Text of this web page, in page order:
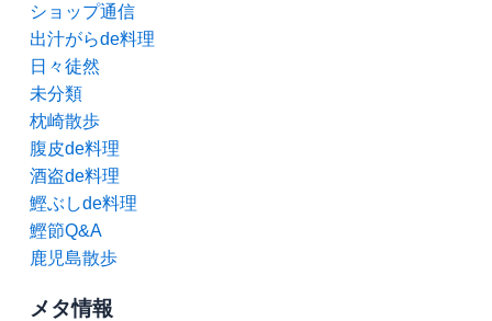
ショップ通信
出汁がらde料理
日々徒然
未分類
枕崎散歩
腹皮de料理
酒盗de料理
鰹ぶしde料理
鰹節Q&A
鹿児島散歩
メタ情報